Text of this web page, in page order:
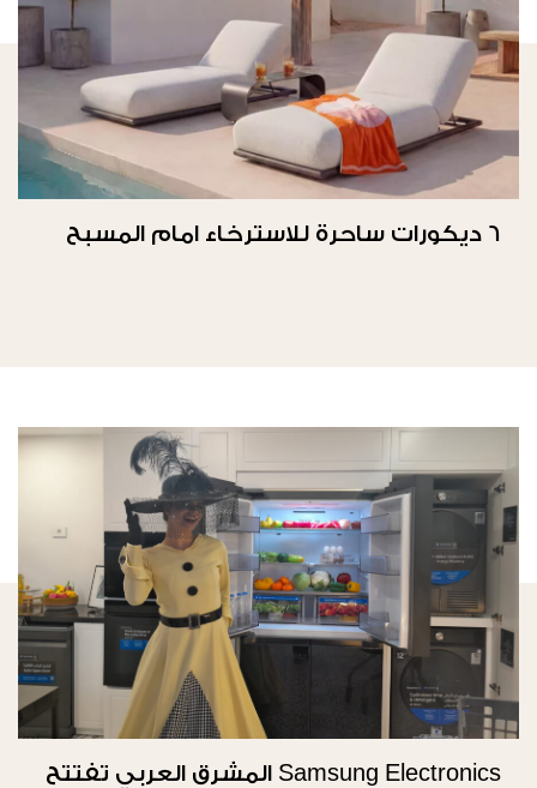
6 ديكورات ساحرة للاسترخاء امام المسبح
Samsung Electronics المشرق العربي تفتتح